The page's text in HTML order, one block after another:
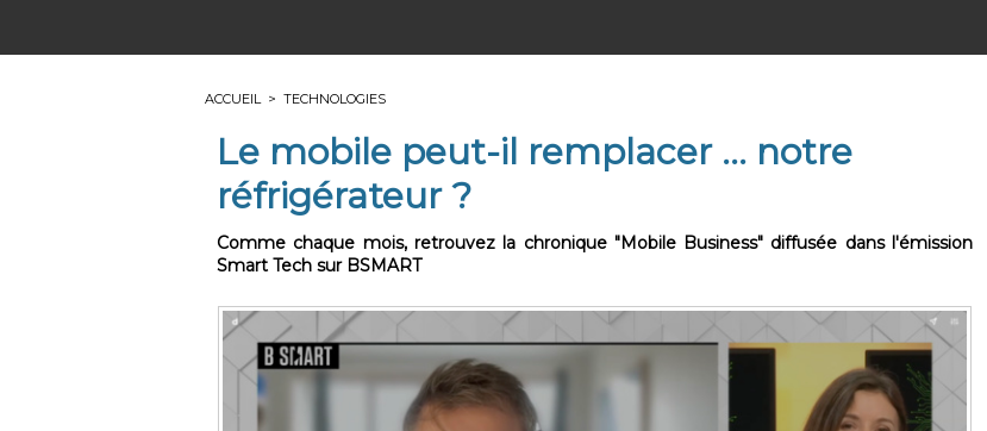
ACCUEIL > TECHNOLOGIES
Le mobile peut-il remplacer … notre
réfrigérateur ?
Comme chaque mois, retrouvez la chronique "Mobile Business" diffusée dans l'émission
Smart Tech sur BSMART